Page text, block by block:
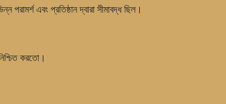
পরামর্শ এবং প্রতিষ্ঠান দ্বারা সীমাবদ্ধ ছিল।
করতো।